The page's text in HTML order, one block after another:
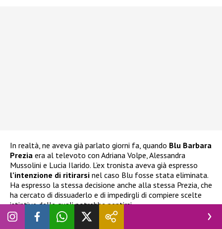
In realtà, ne aveva già parlato giorni fa, quando Blu Barbara
Prezia era al televoto con Adriana Volpe, Alessandra
Mussolini e Lucia Ilarido. L’ex tronista aveva già espresso
l’intenzione di ritirarsi nel caso Blu fosse stata eliminata.
Ha espresso la stessa decisione anche alla stessa Prezia, che
ha cercato di dissuaderlo e di impedirgli di compiere scelte
istintive delle quali potrebbe pentirsi.